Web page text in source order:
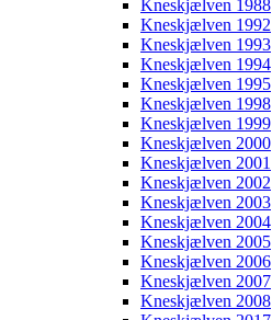
Kneskjælven 1988
Kneskjælven 1992
Kneskjælven 1993
Kneskjælven 1994
Kneskjælven 1995
Kneskjælven 1998
Kneskjælven 1999
Kneskjælven 2000
Kneskjælven 2001
Kneskjælven 2002
Kneskjælven 2003
Kneskjælven 2004
Kneskjælven 2005
Kneskjælven 2006
Kneskjælven 2007
Kneskjælven 2008